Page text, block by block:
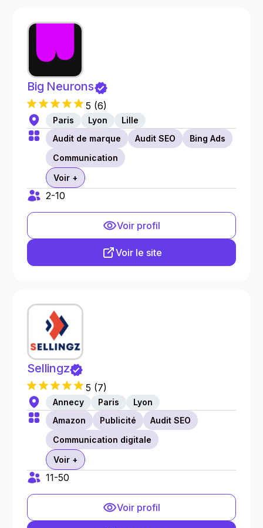
Big Neurons
5 (6)
Paris Lyon
Lille
Audit de marque
Audit SEO
Bing Ads
Communication
Voir +
2-10
Voir profil
Voir le site
Sellingz
5 (7)
Annecy Paris
Lyon
Amazon
Publicité
Audit SEO
Communication digitale
Voir +
11-50
Voir profil